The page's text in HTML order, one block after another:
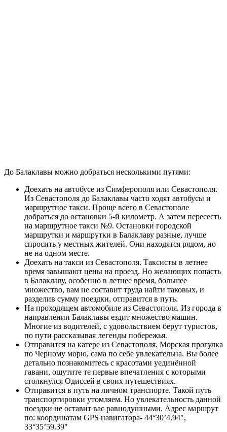
До Балаклавы можно добраться несколькими путями:
Доехать на автобусе из Симферополя или Севастополя.
Из Севастополя до Балаклавы часто ходят автобусы и
маршрутное такси. Проще всего в Севастополе
добраться до остановки 5-й километр. А затем пересесть
на маршрутное такси №9. Остановки городской
маршрутки и маршрутки в Балаклаву разные, лучше
спросить у местных жителей. Они находятся рядом, но
не на одном месте.
Доехать на такси из Севастополя. Таксисты в летнее
время завышают цены на проезд. Но желающих попасть
в Балаклаву, особенно в летнее время, большее
множество, вам не составит труда найти таковых, и
разделив сумму поездки, отправится в путь.
На проходящем автомобиле из Севастополя. Из города в
направлении Балаклавы ездит множество машин.
Многие из водителей, с удовольствием берут туристов,
по пути рассказывая легенды побережья.
Отправится на катере из Севастополя. Морская прогулка
по Черному морю, сама по себе увлекательна. Вы более
детально познакомитесь с красотами уединённой
гавани, ощутите те первые впечатления с которыми
столкнулся Одиссей в своих путешествиях.
Отправится в путь на личном транспорте. Такой путь
транспортировки утомляем. Но увлекательность данной
поездки не оставит вас равнодушными. Адрес маршрут
по: координатам GPS навигатора- 44°30’4.94″,
33°35’59.39″